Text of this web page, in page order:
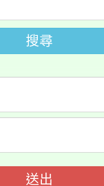
甄選結果
大學推廣
溝通分析基
導、社會
名參加。
政府辦理
活動海報
加。
參觀特色
施計畫」
育部表揚
獻獎」
搜尋
送出